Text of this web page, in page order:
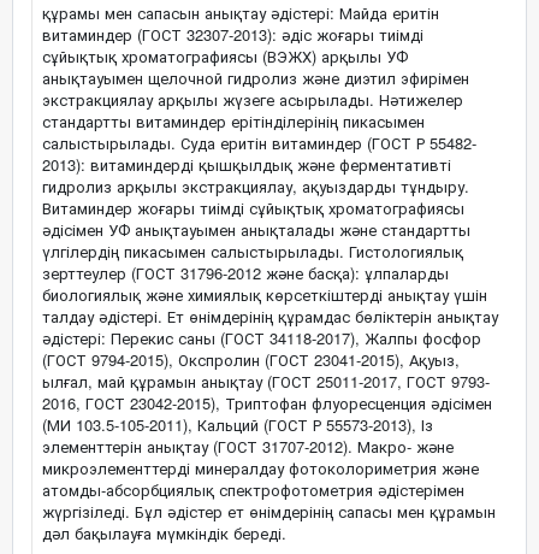
құрамы мен сапасын анықтау әдістері: Майда еритін
витаминдер (ГОСТ 32307-2013): әдіс жоғары тиімді
сұйықтық хроматографиясы (ВЭЖХ) арқылы УФ
анықтауымен щелочной гидролиз және диэтил эфирімен
экстракциялау арқылы жүзеге асырылады. Нәтижелер
стандартты витаминдер ерітінділерінің пикасымен
салыстырылады. Суда еритін витаминдер (ГОСТ Р 55482-
2013): витаминдерді қышқылдық және ферментативті
гидролиз арқылы экстракциялау, ақуыздарды тұндыру.
Витаминдер жоғары тиімді сұйықтық хроматографиясы
әдісімен УФ анықтауымен анықталады және стандартты
үлгілердің пикасымен салыстырылады. Гистологиялық
зерттеулер (ГОСТ 31796-2012 және басқа): ұлпаларды
биологиялық және химиялық көрсеткіштерді анықтау үшін
талдау әдістері. Ет өнімдерінің құрамдас бөліктерін анықтау
әдістері: Перекис саны (ГОСТ 34118-2017), Жалпы фосфор
(ГОСТ 9794-2015), Окспролин (ГОСТ 23041-2015), Ақуыз,
ылғал, май құрамын анықтау (ГОСТ 25011-2017, ГОСТ 9793-
2016, ГОСТ 23042-2015), Триптофан флуоресценция әдісімен
(МИ 103.5-105-2011), Кальций (ГОСТ Р 55573-2013), Із
элементтерін анықтау (ГОСТ 31707-2012). Макро- және
микроэлементтерді минералдау фотоколориметрия және
атомды-абсорбциялық спектрофотометрия әдістерімен
жүргізіледі. Бұл әдістер ет өнімдерінің сапасы мен құрамын
дәл бақылауға мүмкіндік береді.